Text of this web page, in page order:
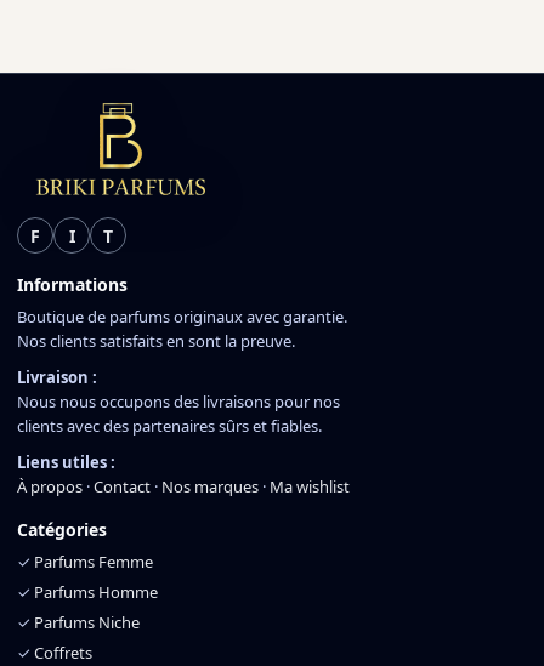
F I T
Informations
Boutique de parfums originaux avec garantie.
Nos clients satisfaits en sont la preuve.
Livraison :
Nous nous occupons des livraisons pour nos
clients avec des partenaires sûrs et fiables.
Liens utiles :
À propos ·Contact · Nos marques · Ma wishlist
Catégories
✓ Parfums Femme
✓ Parfums Homme
✓ Parfums Niche
✓ Coffrets